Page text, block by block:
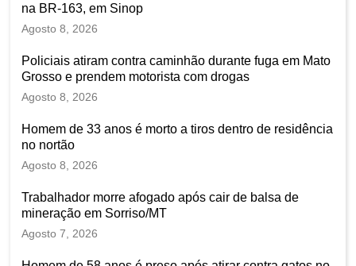
na BR-163, em Sinop
Agosto 8, 2026
Policiais atiram contra caminhão durante fuga em Mato
Grosso e prendem motorista com drogas
Agosto 8, 2026
Homem de 33 anos é morto a tiros dentro de residência
no nortão
Agosto 8, 2026
Trabalhador morre afogado após cair de balsa de
mineração em Sorriso/MT
Agosto 7, 2026